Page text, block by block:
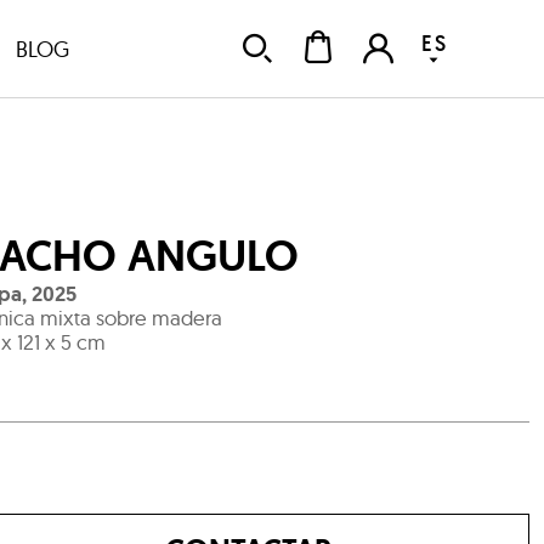
BLOG ES
ANGULO
,2025
mixta sobre madera
121 x 5 cm